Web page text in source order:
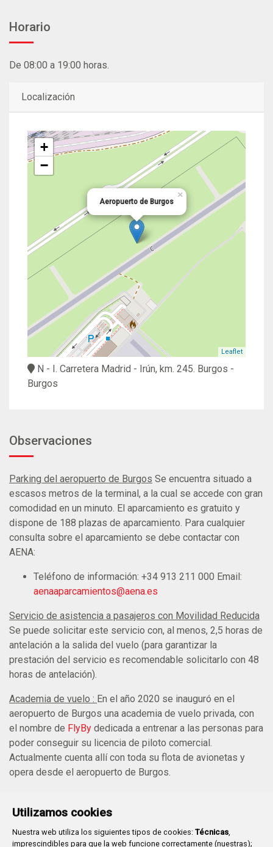
Utilizamos cookies
Nuestra web utiliza los siguientes tipos de cookies: Técnicas,
imprescindibles para que la web funcione correctamente (nuestras);
Horario
De 08:00 a 19:00 horas.
Localización
Aeropuerto de Burgos
×
+
−
Leaflet
N - I. Carretera Madrid - Irún, km. 245. Burgos -
Burgos
Observaciones
Parking del aeropuerto de Burgos Se encuentra situado a
escasos metros de la terminal, a la cual se accede con gran
comodidad en un minuto. El aparcamiento es gratuito y
dispone de 188 plazas de aparcamiento. Para cualquier
consulta sobre el aparcamiento se debe contactar con
AENA:
Teléfono de información: +34 913 211 000 Email:
aenaaparcamientos@aena.es
Servicio de asistencia a pasajeros con Movilidad Reducida
Se puede solicitar este servicio con, al menos, 2,5 horas de
antelación a la salida del vuelo (para garantizar la
prestación del servicio es recomendable solicitarlo con 48
horas de antelación).
Academia de vuelo : En el año 2020 se inauguró en el
aeropuerto de Burgos una academia de vuelo privada, con
el nombre de FlyBy dedicada a entrenar a las personas para
poder conseguir su licencia de piloto comercial.
Actualmente cuenta allí con toda su flota de avionetas y
opera desde el aeropuerto de Burgos.